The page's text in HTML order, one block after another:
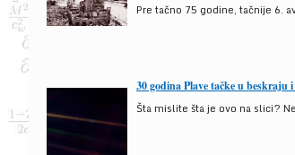
Pre tačno 75 godine, tačnije 6.
30 godina Plave tačke u beskraju
Šta mislite šta je ovo na slici?